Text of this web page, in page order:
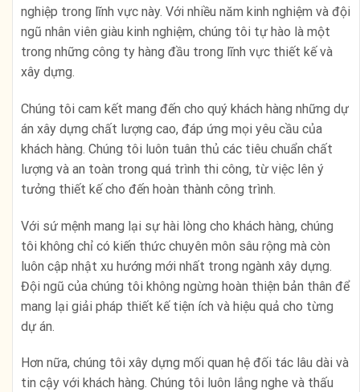
nghiệp trong lĩnh vực này. Với nhiều năm kinh nghiệm và đội
ngũ nhân viên giàu kinh nghiệm, chúng tôi tự hào là một
trong những công ty hàng đầu trong lĩnh vực thiết kế và
xây dựng.
Chúng tôi cam kết mang đến cho quý khách hàng những dự
án xây dựng chất lượng cao, đáp ứng mọi yêu cầu của
khách hàng. Chúng tôi luôn tuân thủ các tiêu chuẩn chất
lượng và an toàn trong quá trình thi công, từ việc lên ý
tưởng thiết kế cho đến hoàn thành công trình.
Với sứ mệnh mang lại sự hài lòng cho khách hàng, chúng
tôi không chỉ có kiến thức chuyên môn sâu rộng mà còn
luôn cập nhật xu hướng mới nhất trong ngành xây dựng.
Đội ngũ của chúng tôi không ngừng hoàn thiện bản thân để
mang lại giải pháp thiết kế tiện ích và hiệu quả cho từng
dự án.
Hơn nữa, chúng tôi xây dựng mối quan hệ đối tác lâu dài và
tin cậy với khách hàng. Chúng tôi luôn lắng nghe và thấu